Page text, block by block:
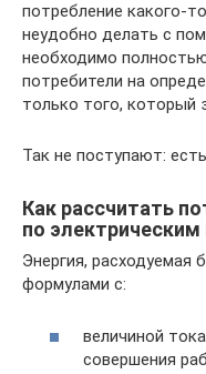
потребление какого-
неудобно делать с
необходимо
потребители на
только того, который
Так не поступают:
Как рассчитать
по
Энергия, расходуемая
формулами с:
величиной
совершения